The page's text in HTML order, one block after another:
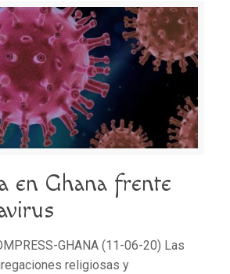
en Ghana frente
GHANA (11-06-20) Las
religiosas y